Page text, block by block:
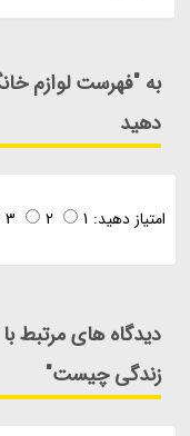
به "فهرست لوازم
دهید
امتیاز دهید: 1
2
3
دیدگاه های مرتبط
زندگی چیست"